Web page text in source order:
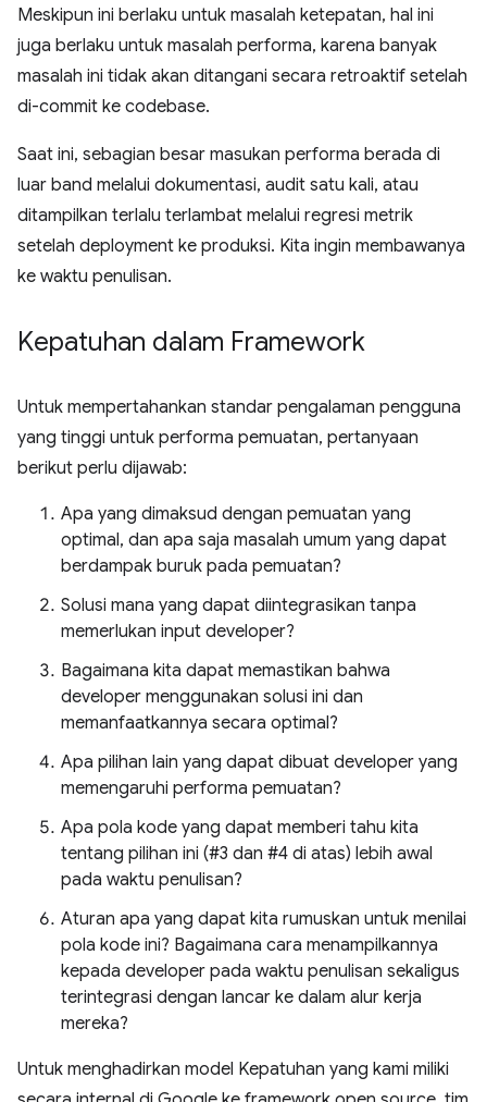
Meskipun ini berlaku untuk masalah ketepatan, hal ini
juga berlaku untuk masalah performa, karena banyak
masalah ini tidak akan ditangani secara retroaktif setelah
di-commit ke codebase.
Saat ini, sebagian besar masukan performa berada di
luar band melalui dokumentasi, audit satu kali, atau
ditampilkan terlalu terlambat melalui regresi metrik
setelah deployment ke produksi. Kita ingin membawanya
ke waktu penulisan.
Kepatuhan dalam Framework
Untuk mempertahankan standar pengalaman pengguna
yang tinggi untuk performa pemuatan, pertanyaan
berikut perlu dijawab:
Apa yang dimaksud dengan pemuatan yang
optimal, dan apa saja masalah umum yang dapat
berdampak buruk pada pemuatan?
Solusi mana yang dapat diintegrasikan tanpa
memerlukan input developer?
Bagaimana kita dapat memastikan bahwa
developer menggunakan solusi ini dan
memanfaatkannya secara optimal?
Apa pilihan lain yang dapat dibuat developer yang
memengaruhi performa pemuatan?
Apa pola kode yang dapat memberi tahu kita
tentang pilihan ini (#3 dan #4 di atas) lebih awal
pada waktu penulisan?
Aturan apa yang dapat kita rumuskan untuk menilai
pola kode ini? Bagaimana cara menampilkannya
kepada developer pada waktu penulisan sekaligus
terintegrasi dengan lancar ke dalam alur kerja
mereka?
Untuk menghadirkan model Kepatuhan yang kami miliki